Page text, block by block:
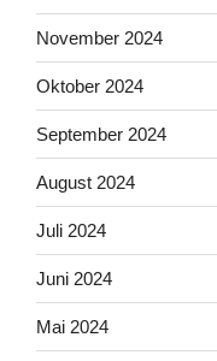
November 2024
Oktober 2024
September 2024
August 2024
Juli 2024
Juni 2024
Mai 2024